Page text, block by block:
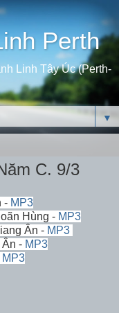
Perth
Linh Tây Úc (Perth-
▼
C. 9/3
- MP3
Hùng - MP3
Ân - MP3
- MP3
MP3